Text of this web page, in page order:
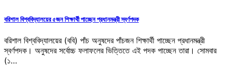
বরিশাল বিশ্ববিদ্যালয়ের ৫জন শিক্ষার্থী পাচ্ছেন প্রধানমন্ত্রী স্বর্ণপদক
বরিশাল বিশ্ববিদ্যালয়ের (ববি) পাঁচ অনুষদের পাঁচজন শিক্ষার্থী পাচ্ছেন প্রধানমন্ত্রী
স্বর্ণপদক। অনুষদের সর্বোচ্চ ফলাফলের ভিত্তিতে এই পদক পাচ্ছেন তারা। সোমবার
(১…